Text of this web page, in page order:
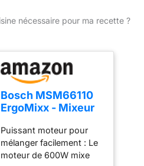
nécessaire pour ma recette ?
Bosch MSM66110
ErgoMixx - Mixeur
vitesses
Puissant moteur pour
mélanger facilement : Le
moteur de 600W mixe